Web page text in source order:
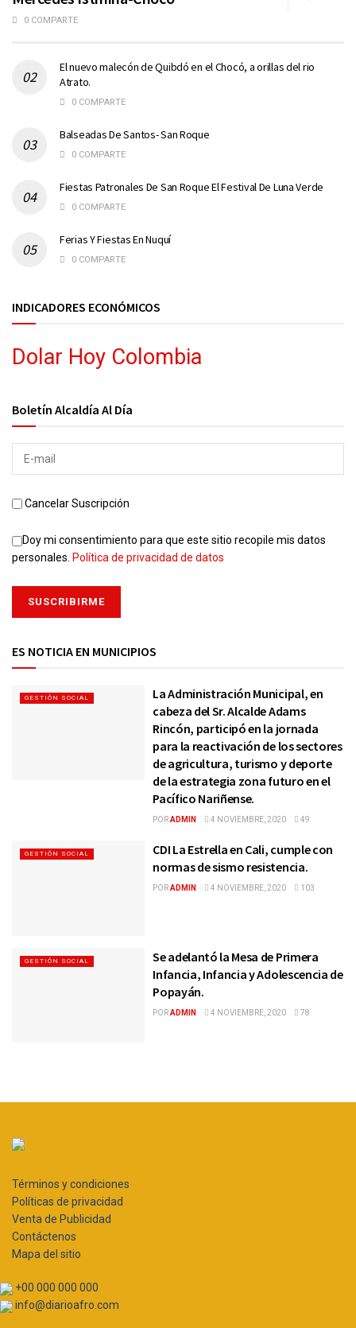
0 COMPARTE
El nuevo malecón de Quibdó en el Chocó, a orillas del rio
Atrato.
0 COMPARTE
Balseadas De Santos- San Roque
0 COMPARTE
Fiestas Patronales De San Roque El Festival De Luna Verde
0 COMPARTE
Ferias Y Fiestas En Nuquí
0 COMPARTE
INDICADORES ECONÓMICOS
Dolar Hoy Colombia
Boletín Alcaldía Al Día
Cancelar Suscripción
Doy mi consentimiento para que este sitio recopile mis datos
personales. Política de privacidad de datos
ES NOTICIA EN MUNICIPIOS
GESTIÓN SOCIAL
La Administración Municipal, en
cabeza del Sr. Alcalde Adams
Rincón, participó en la jornada
para la reactivación de los sectores
de agricultura, turismo y deporte
de la estrategia zona futuro en el
Pacífico Nariñense.
PORADMIN 4 NOVIEMBRE, 2020 49
GESTIÓN SOCIAL
CDI La Estrella en Cali, cumple con
normas de sismo resistencia.
PORADMIN 4 NOVIEMBRE, 2020 103
GESTIÓN SOCIAL
Se adelantó la Mesa de Primera
Infancia, Infancia y Adolescencia de
Popayán.
PORADMIN 4 NOVIEMBRE, 2020 78
Términos y condiciones
Políticas de privacidad
Venta de Publicidad
Contáctenos
Mapa del sitio
+00 000 000 000
info@diarioafro.com